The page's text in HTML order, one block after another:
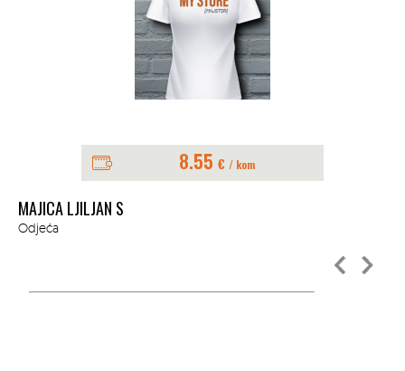
8.55 € / kom
MAJICA LJILJAN S
Odjeća